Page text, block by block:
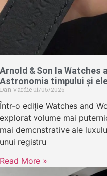
Arnold & Son la Watches
Astronomia timpului și
Dan Vardie 01/05/2026
Într-o ediție Watches and
explorat volume mai
mai demonstrative ale
unui registru
Read More »